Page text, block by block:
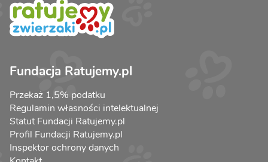
Fundacja Ratujemy.pl
Przekaż 1,5% podatku
Regulamin własności intelektualnej
Statut Fundacji Ratujemy.pl
Profil Fundacji Ratujemy.pl
Inspektor ochrony danych